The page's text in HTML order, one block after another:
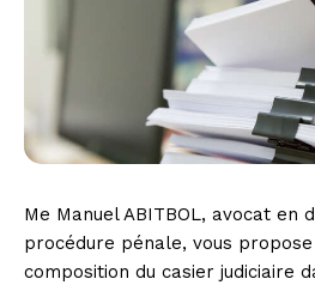
Me Manuel ABITBOL, avocat en
procédure pénale, vous propose
composition du casier judiciaire